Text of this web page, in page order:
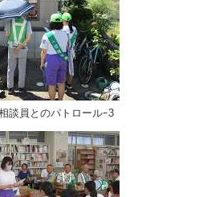
談員とのパトロールｰ3